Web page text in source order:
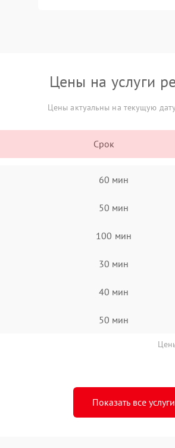
Цены на услуги
Цены актуальны на текущую
Срок
60 мин
50 мин
100 мин
30 мин
40 мин
50 мин
Показать все услуги